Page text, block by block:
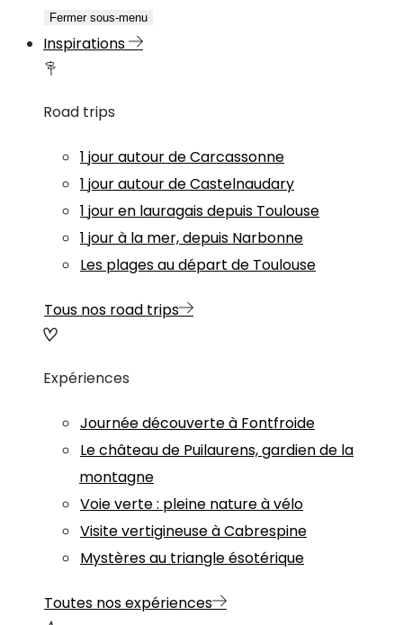
Fermer sous-menu
Inspirations
Road trips
1 jour autour de Carcassonne
1 jour autour de Castelnaudary
1 jour en lauragais depuis Toulouse
1 jour à la mer, depuis Narbonne
Les plages au départ de Toulouse
Tous nos road trips
Expériences
Journée découverte à Fontfroide
Le château de Puilaurens, gardien de la
montagne
Voie verte : pleine nature à vélo
Visite vertigineuse à Cabrespine
Mystères au triangle ésotérique
Toutes nos expériences